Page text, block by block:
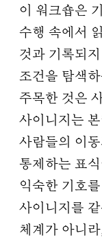
이 워크숍은
수행 속에서
것과 기록되
조건을 탐색
주목한 것은
사이니지는
사람들의 이
통제하는 표
익숙한 기호
사이니지를
체계가 아니